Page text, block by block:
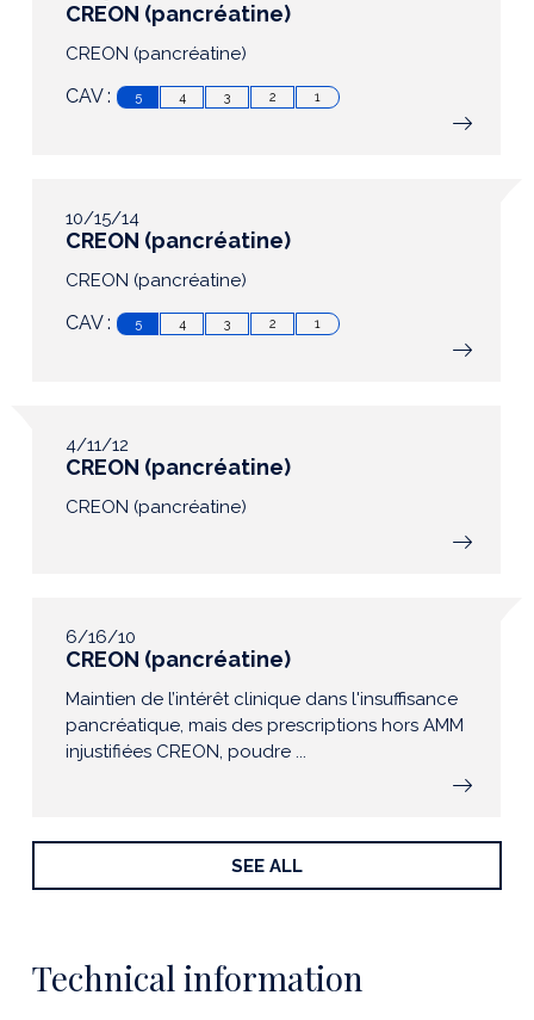
CREON (pancréatine)
CREON (pancréatine)
CAV : 5 4 3 2 1
10/15/14
CREON (pancréatine)
CREON (pancréatine)
CAV : 5 4 3 2 1
4/11/12
CREON (pancréatine)
CREON (pancréatine)
6/16/10
CREON (pancréatine)
Maintien de l’intérêt clinique dans l'insuffisance
pancréatique, mais des prescriptions hors AMM
injustifiées CREON, poudre ...
SEE ALL
Technical information